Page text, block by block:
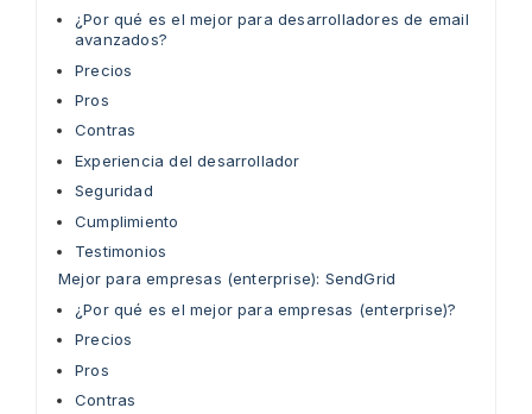
¿Por qué es el mejor para desarrolladores de email
avanzados?
Precios
Pros
Contras
Experiencia del desarrollador
Seguridad
Cumplimiento
Testimonios
Mejor para empresas (enterprise): SendGrid
¿Por qué es el mejor para empresas (enterprise)?
Precios
Pros
Contras